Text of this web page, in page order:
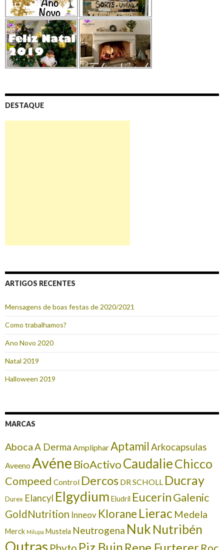
DESTAQUE
ARTIGOS RECENTES
Mensagens de boas festas de 2020/2021
Como trabalhamos?
Ano Novo 2020
Natal 2019
Halloween 2019
MARCAS
Aboca A Derma AmplipharAptamil Arkocapsulas
Aveeno Avéne BioActivoCaudalieChicco
Compeed Control Dercos DR SCHOLL Ducray
Durex Elancyl Elgydium Eludril EucerinGalenic
GoldNutrition Inneov Klorane Lierac Medela
Merck Milupa Mustela Neutrogena Nuk Nutribén
Outras Piz Buin